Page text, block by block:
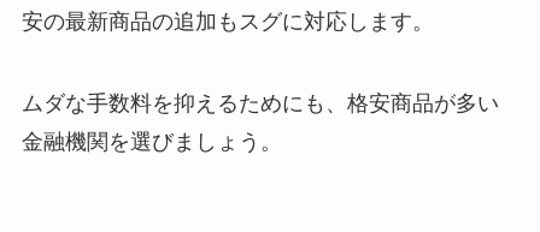
安の最新商品の追加もスグに対応します。
ムダな手数料を抑えるためにも、格安商品が多い
金融機関を選びましょう。